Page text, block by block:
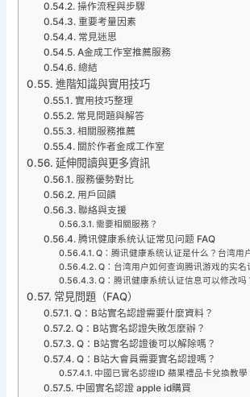
操作流程與步驟
重要考量因素
常見迷思
A金成工作室推薦服務
總結
進階知識與實用技巧
實用技巧整理
常見問題與解答
相關服務推薦
關於作者金成工作室
延伸閱讀與更多資訊
服務優勢對比
用戶回饋
聯絡與支援
需要相關服務？
腾讯健康系统认证常见问题 FAQ
Q：腾讯健康系统认证是什么？台湾用
Q：台湾用户如何查询腾讯游戏的实名
Q：腾讯健康系统认证信息可以修改吗
常見問題（FAQ）
Q：B站實名認證需要什麼資料？
Q：B站實名認證失敗怎麼辦？
Q：B站實名認證後可以解除嗎？
Q：B站大會員需要實名認證嗎？
中國已實名認證ID 蘋果禮品卡兌換教學
中國實名認證 apple id購買